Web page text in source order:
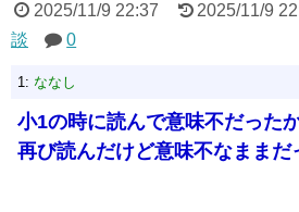
2025/11/9 22:37 2025/11/9
談
0
1: ななし
小1の時に読んで意味不だった
再び読んだけど意味不なままだ